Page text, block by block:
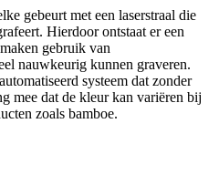
gebeurt met een laserstraal die
Hierdoor ontstaat er een
gebruik van
nauwkeurig kunnen graveren.
systeem dat zonder
mee dat de kleur kan variëren bij
zoals bamboe.